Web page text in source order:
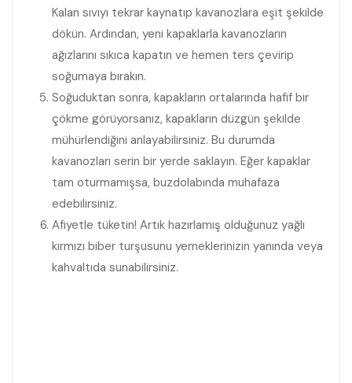
Kalan sıvıyı tekrar kaynatıp kavanozlara eşit şekilde
dökün. Ardından, yeni kapaklarla kavanozların
ağızlarını sıkıca kapatın ve hemen ters çevirip
soğumaya bırakın.
Soğuduktan sonra, kapakların ortalarında hafif bir
çökme görüyorsanız, kapakların düzgün şekilde
mühürlendiğini anlayabilirsiniz. Bu durumda
kavanozları serin bir yerde saklayın. Eğer kapaklar
tam oturmamışsa, buzdolabında muhafaza
edebilirsiniz.
Afiyetle tüketin! Artık hazırlamış olduğunuz yağlı
kırmızı biber turşusunu yemeklerinizin yanında veya
kahvaltıda sunabilirsiniz.